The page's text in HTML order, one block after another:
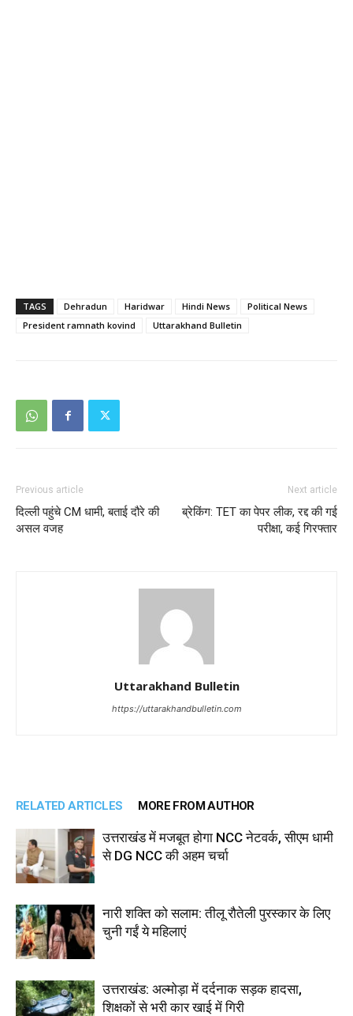
TAGS Dehradun Haridwar Hindi News
Political News
President ramnath kovind
Uttarakhand Bulletin
Previous article
दिल्ली पहुंचे CM धामी, बताई दौरे की
असल वजह
Next article
ब्रेकिंग: TET का पेपर लीक, रद्द की गई
परीक्षा, कई गिरफ्तार
Uttarakhand Bulletin
https://uttarakhandbulletin.com
RELATED ARTICLES MORE FROM AUTHOR
उत्तराखंड में मजबूत होगा NCC नेटवर्क, सीएम धामी
से DG NCC की अहम चर्चा
नारी शक्ति को सलाम: तीलू रौतेली पुरस्कार के लिए
चुनी गईं ये महिलाएं
उत्तराखंड: अल्मोड़ा में दर्दनाक सड़क हादसा,
शिक्षकों से भरी कार खाई में गिरी